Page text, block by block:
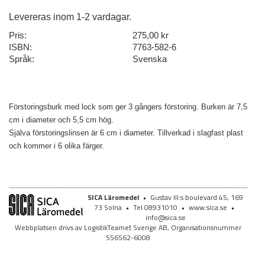
Levereras inom 1-2 vardagar.
Pris:
275,00 kr
ISBN:
7763-582-6
Språk:
Svenska
Förstoringsburk med lock som ger 3 gångers förstoring. Burken är 7,5
cm i diameter och 5,5 cm hög.
Själva förstoringslinsen är 6 cm i diameter. Tillverkad i slagfast plast
och kommer i 6 olika färger.
SICA Läromedel • Gustav III:s boulevard 45, 169
73 Solna • Tel 08931010 • www.sica.se •
info@sica.se
Webbplatsen drivs av LogistikTeamet Sverige AB, Organisationsnummer
556562-6008